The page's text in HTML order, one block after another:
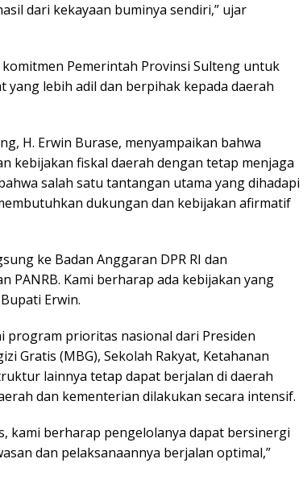
dari kekayaan buminya sendiri,” ujar
Pemerintah Provinsi Sulteng untuk
lebih adil dan berpihak kepada daerah
H. Erwin Burase, menyampaikan bahwa
kebijakan fiskal daerah dengan tetap menjaga
salah satu tantangan utama yang dihadapi
dukungan dan kebijakan afirmatif
ke Badan Anggaran DPR RI dan
PANRB. Kami berharap ada kebijakan yang
Erwin.
program prioritas nasional dari Presiden
Gratis (MBG), Sekolah Rakyat, Ketahanan
lainnya tetap dapat berjalan di daerah
dan kementerian dilakukan secara intensif.
kami berharap pengelolanya dapat bersinergi
dan pelaksanaannya berjalan optimal,”